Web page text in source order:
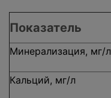
Показатель
Минерализация, мг/л
Кальций, мг/л